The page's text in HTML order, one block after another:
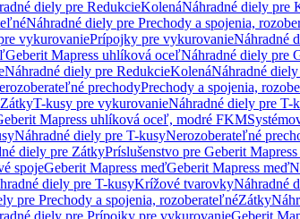
diely pre RedukcieKolenáNáhradné diely pre
Náhradné diely pre Prechody a spojenia,
vykurovaniePrípojky pre vykurovanieNáhradné
Geberit Mapress uhlíková oceľNáhradné diely pre
Náhradné diely pre RedukcieKolenáNáhradné
prechodyPrechody a spojenia,
T-kusy pre vykurovanieNáhradné diely pre T-
Mapress uhlíková oceľ, modré FKM
Náhradné diely pre T-kusyNerozoberateľné
diely pre ZátkyPríslušenstvo pre Geberit
spojeGeberit Mapress meďGeberit Mapress meď
diely pre T-kusyKrížové tvarovkyNáhradné
pre Prechody a spojenia, rozoberateľnéZátky
diely pre Prípojky pre vykurovanieGeberit